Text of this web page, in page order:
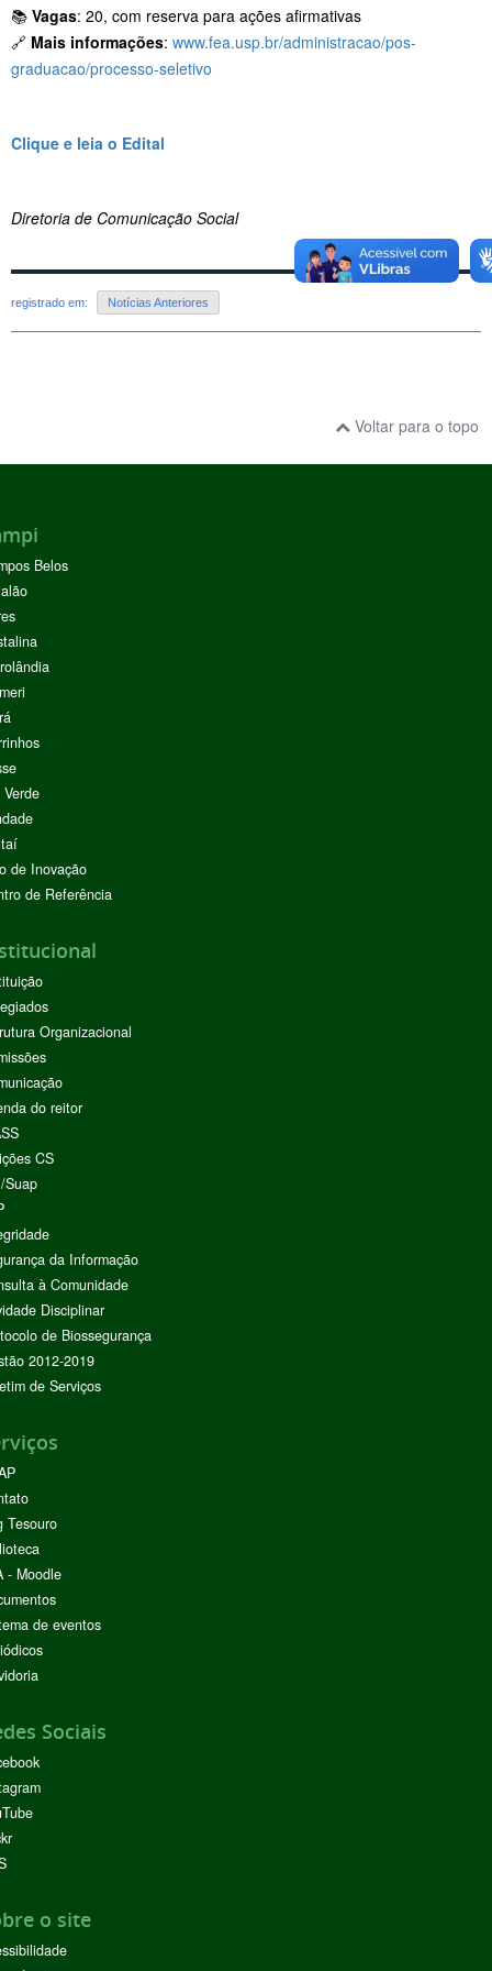
📚 Vagas: 20, com reserva para ações afirmativas
🔗 Mais informações: www.fea.usp.br/administracao/pos-
graduacao/processo-seletivo
Clique e leia o Edital
Diretoria de Comunicação Social
registrado em: Notícias Anteriores
Voltar para o topo
Belos
de Inovação
de Referência
Organizacional
do reitor
CS
Suap
da Informação
à Comunidade
Disciplinar
de Biossegurança
2012-2019
de Serviços
Tesouro
- Moodle
de eventos
Sociais
o site